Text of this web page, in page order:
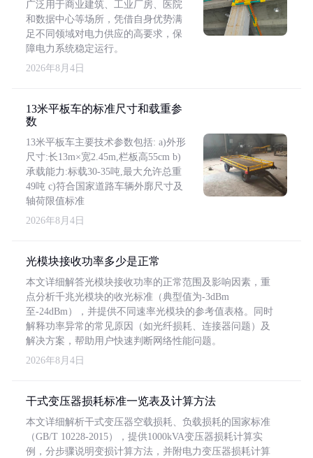
广泛用于商业建筑、工业厂房、医院
和数据中心等场所，凭借自身优势满
足不同领域对电力供应的高要求，保
障电力系统稳定运行。
2026年8月4日
13米平板车的标准尺寸和载重参
数
13米平板车主要技术参数包括: a)外形
尺寸:长13m×宽2.45m,栏板高55cm b)
承载能力:标载30-35吨,最大允许总重
49吨 c)符合国家道路车辆外廓尺寸及
轴荷限值标准
2026年8月4日
光模块接收功率多少是正常
本文详细解答光模块接收功率的正常范围及影响因素，重
点分析千兆光模块的收光标准（典型值为-3dBm
至-24dBm），并提供不同速率光模块的参考值表格。同时
解释功率异常的常见原因（如光纤损耗、连接器问题）及
解决方案，帮助用户快速判断网络性能问题。
2026年8月4日
干式变压器损耗标准一览表及计算方法
本文详细解析干式变压器空载损耗、负载损耗的国家标准
（GB/T 10228-2015），提供1000kVA变压器损耗计算实
例，分步骤说明变损计算方法，并附电力变压器损耗计算